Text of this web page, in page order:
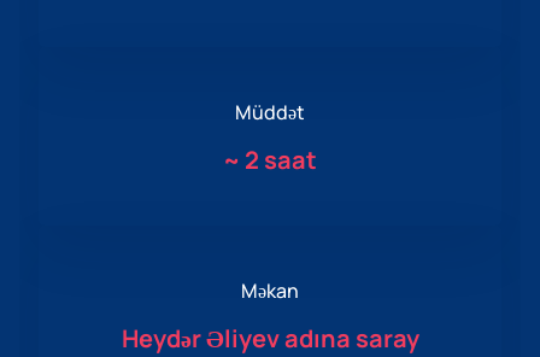
Müddət
~ 2 saat
Məkan
Heydər Əliyev adına saray